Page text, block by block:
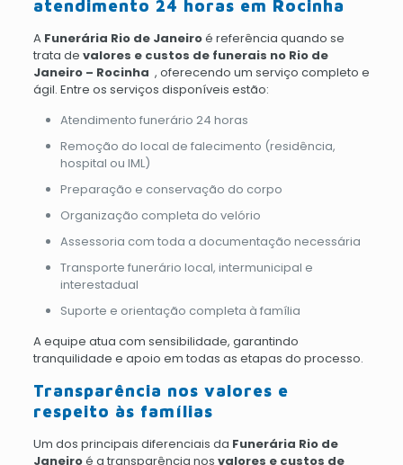
atendimento 24 horas em Rocinha
A Funerária Rio de Janeiroé referência quando se
trata de valores e custos de funerais no Rio de
Janeiro – Rocinha , oferecendo um serviço completo e
ágil. Entre os serviços disponíveis estão:
Atendimento funerário 24 horas
Remoção do local de falecimento (residência,
hospital ou IML)
Preparação e conservação do corpo
Organização completa do velório
Assessoria com toda a documentação necessária
Transporte funerário local, intermunicipal e
interestadual
Suporte e orientação completa à família
A equipe atua com sensibilidade, garantindo
tranquilidade e apoio em todas as etapas do processo.
Transparência nos valores e
respeito às famílias
Um dos principais diferenciais da Funerária Rio de
Janeiroé a transparência nos valores e custos de